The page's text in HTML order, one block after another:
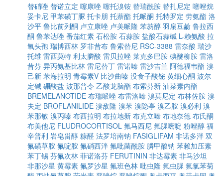
替硝唑 替诺立定 噻康唑 噻托溴铵 替瑞酰胺 替扎尼定 噻唑烷
妥卡尼 甲苯磺丁脲 托卡朋 托萘酯 托哌酮 托特罗定 劳氨酯 洛
沙平 鲁比前列酮 卢立康唑 卢美哌隆 苯芴醇 羽扇豆鹼 鲁拉西
酮 鲁苯达唑 番茄红素 石松胺 石蒜胺 盐酸石蒜碱 L-赖氨酸 拉
氧头孢 瑞博西林 罗非昔布 鲁索替尼 RSC-3388 雷奈酸 瑞沙
托维 雷西莫特 利太膦酸 雷贝拉唑 莱克多巴胺 碘醚柳胺 雷洛
昔芬 异丙氨基比林 雷尼替丁 雷诺嗪 雷沙吉兰 阿德福韦酯 溴
己新 苯海拉明 青霉素V 比沙曲嗪 没食子酸铋 黄细心酮 波尔
定碱 硼酸盐 波那普令 乙酸龙脑酯 布索芬新 油菜素内酯
BREMELANOTIDE 布瑞哌唑 布雷洛嗪 溴莫尼定 布林佐胺 溴
夫定 BROFLANILIDE 溴敌隆 溴苯 溴隐亭 溴乙胺 溴必利 溴
苯那敏 溴丙嗪 布西拉明 布拉地新 布克立嗪 布地奈德 布氏酮
布美他尼 FLUDROCORTISOL 氟马西尼 氟脲嘧啶 粉唑醇 福
辛普利 岩皂甾醇 糠醛 法罗培南钠 FASIGLIFAM 非诺多泮 双
氟磺草胺 氟啶胺 氟硝西泮 氟吡菌酰胺 膦甲酸钠 苯赖加压素
苯丁锡 芬氟次林 菲诺洛芬 FERUTININ 非达霉素 非马沙坦
非那沙星 黄霉素 氟罗沙星 氟班色林 吡虫隆 氟虫脲 氟氯苯菊